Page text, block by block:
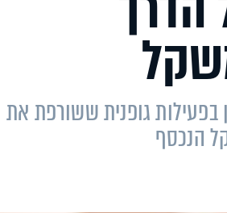
גופנית ששורפת את
הנכסף